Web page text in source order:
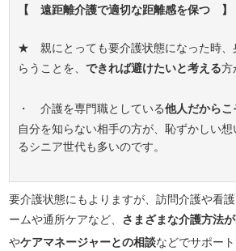
【 遠距離介護で適切な距離感を保つ 】
★ 親にとっても要介護状態になった時、
らうことを、できれば避けたいと考える方
・ 介護を専門職としている他人だから
自分を知らない相手の方が、恥ずかしい
るシニア世代も多いのです。
要介護状態にもよりますが、訪問介護や看
ームや通所ケアなど、 さまざまな介護方法
やケアマネージャーとの相談などでサポー